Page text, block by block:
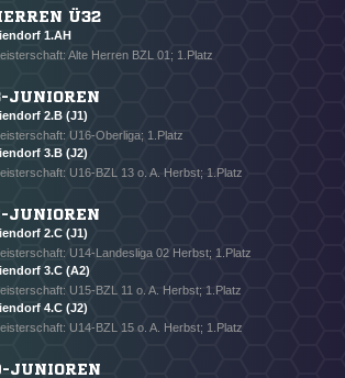
Ü32
1.AH
Alte Herren BZL 01; 1.Platz
JUNIOREN
2.B (J1)
U16-Oberliga; 1.Platz
3.B (J2)
U16-BZL 13 o. A. Herbst; 1.Platz
JUNIOREN
2.C (J1)
U14-Landesliga 02 Herbst; 1.Platz
3.C (A2)
U15-BZL 11 o. A. Herbst; 1.Platz
4.C (J2)
U14-BZL 15 o. A. Herbst; 1.Platz
JUNIOREN